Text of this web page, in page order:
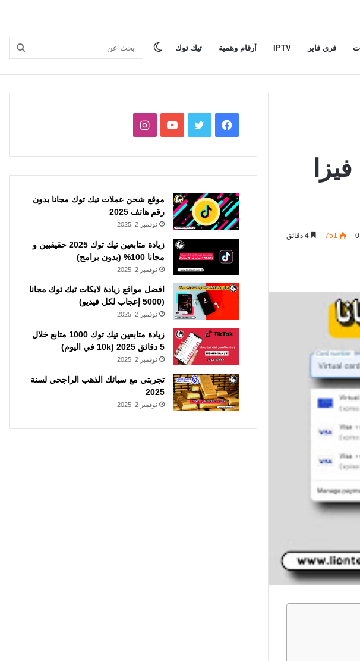
فري فاير IPTV أرقام وهمية تيك توك بحث الوضع
0
751
فيسبوكتويتر يوتيوبانستقرام
موقع شحن عملات تيك توك مجانا بدون
رقم هاتف 2025
نوفمبر 2, 2025
زيادة متابعين تيك توك 2025 حقيقيين و
مجانا 100% (بدون برامج)
نوفمبر 2, 2025
افضل مواقع زيادة لايكات تيك توك مجانا
(5000 إعجاب لكل فيديو)
نوفمبر 2, 2025
زيادة متابعين تيك توك 1000 متابع خلال
5 دقائق 2025 (10k في اليوم)
نوفمبر 2, 2025
تجربتي مع سبائك الذهب الراجحي لسنة
2025
نوفمبر 2, 2025